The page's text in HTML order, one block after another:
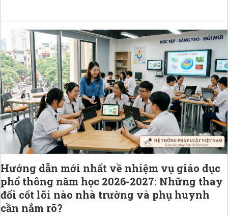
Hướng dẫn mới nhất về nhiệm vụ giáo dục
phổ thông năm học 2026-2027: Những thay
đổi cốt lõi nào nhà trường và phụ huynh
cần nắm rõ?